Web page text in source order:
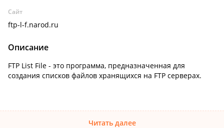
Сайт
ftp-l-f.narod.ru
Описание
FTP List File - это программа, предназначенная для
создания списков файлов хранящихся на FTP серверах.
Читать далее